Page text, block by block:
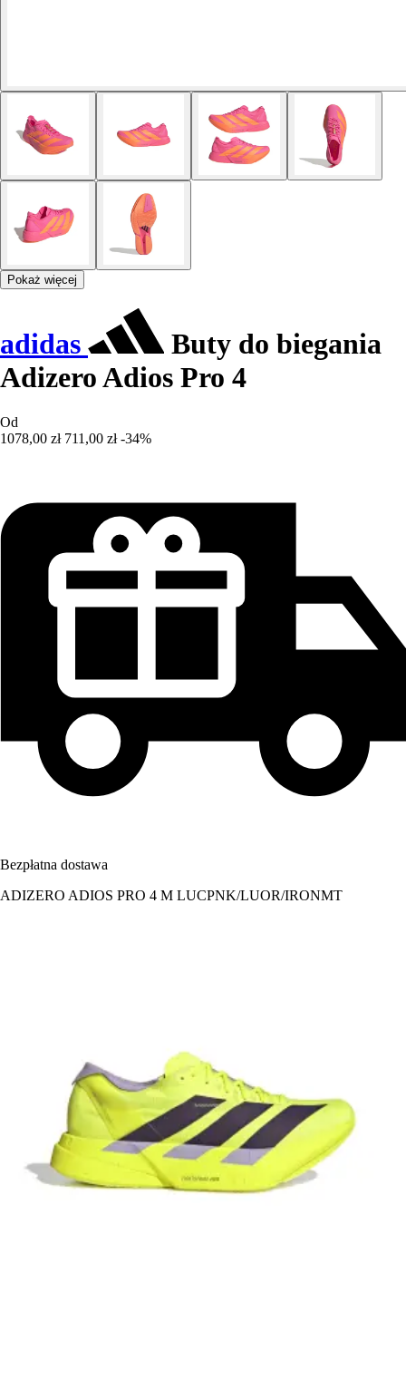
Pokaż więcej
adidas
Buty do biegania
Adizero Adios Pro 4
Od
1078,00 zł 711,00 zł -34%
Bezpłatna dostawa
ADIZERO ADIOS PRO 4 M LUCPNK/LUOR/IRONMT